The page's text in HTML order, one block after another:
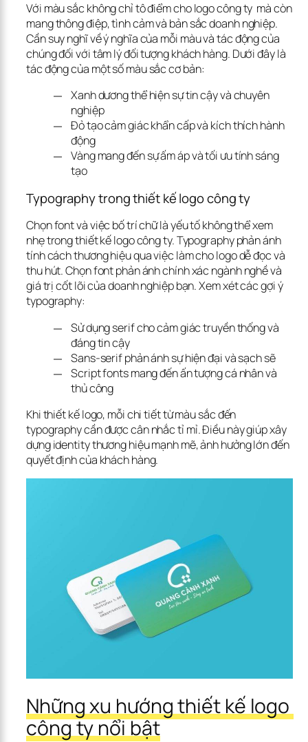
Với màu sắc không chỉ tô điểm cho logo công ty  mà còn
mang thông điệp, tình cảm và bản sắc doanh nghiệp.
Cần suy nghĩ về ý nghĩa của mỗi màu và tác động của
chúng đối với tâm lý đối tượng khách hàng. Dưới đây là
tác động của một số màu sắc cơ bản:
Xanh dương thể hiện sự tin cậy và chuyên
nghiệp
Đỏ tạo cảm giác khẩn cấp và kích thích hành
động
Vàng mang đến sự ấm áp và tối ưu tính sáng
tạo
Typography trong thiết kế logo công ty
Chọn font và việc bố trí chữ là yếu tố không thể xem
nhẹ trong thiết kế logo công ty. Typography phản ánh
tính cách thương hiệu qua việc làm cho logo dễ đọc và
thu hút. Chọn font phản ánh chính xác ngành nghề và
giá trị cốt lõi của doanh nghiệp bạn. Xem xét các gợi ý
typography:
Sử dụng serif cho cảm giác truyền thống và
đáng tin cậy
Sans-serif phản ánh sự hiện đại và sạch sẽ
Script fonts mang đến ấn tượng cá nhân và
thủ công
Khi thiết kế logo, mỗi chi tiết từ màu sắc đến
typography cần được cân nhắc tỉ mỉ. Điều này giúp xây
dựng identity thương hiệu mạnh mẽ, ảnh hưởng lớn đến
quyết định của khách hàng.
Những xu hướng thiết kế logo
công ty nổi bật